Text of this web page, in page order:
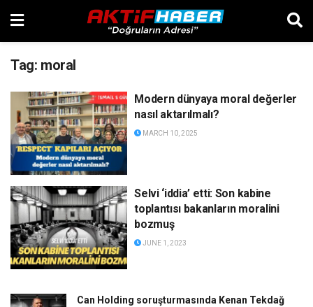
Tag: moral
Modern dünyaya moral değerler
nasıl aktarılmalı?
MARCH 10, 2025
Selvi ‘iddia’ etti: Son kabine
toplantısı bakanların moralini
bozmuş
JUNE 1, 2023
Can Holding soruşturmasında Kenan Tekdağ